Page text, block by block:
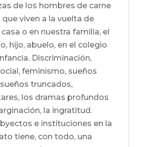
de los hombres de carne
que viven a la vuelta de
o en nuestra familia, el
hijo, abuelo, en el colegio
Discriminación,
feminismo, sueños
truncados,
los dramas profundos
la ingratitud.
e instituciones en la
tiene, con todo, una